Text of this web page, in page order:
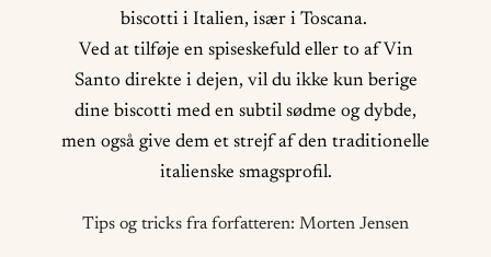
biscotti i Italien, især i Toscana.
Ved at tilføje en spiseskefuld eller to af Vin
Santo direkte i dejen, vil du ikke kun berige
dine biscotti med en subtil sødme og dybde,
men også give dem et strejf af den traditionelle
italienske smagsprofil.
Tips og tricks fra forfatteren: Morten Jensen